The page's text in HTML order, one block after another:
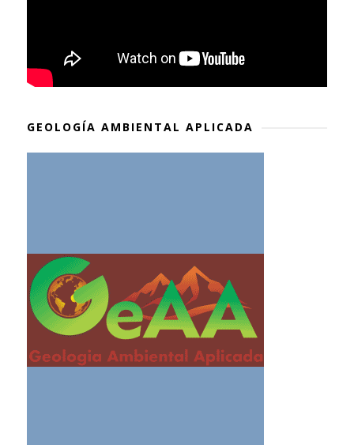
GEOLOGÍA AMBIENTAL APLICADA